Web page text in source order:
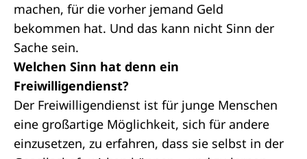
machen, für die vorher jemand Geld
bekommen hat. Und das kann nicht Sinn der
Sache sein.
Welchen Sinn hat denn ein
Freiwilligendienst?
Der Freiwilligendienst ist für junge Menschen
eine großartige Möglichkeit, sich für andere
einzusetzen, zu erfahren, dass sie selbst in der